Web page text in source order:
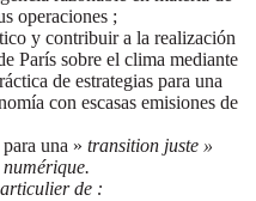
operaciones ;
y contribuir a la realización
París sobre el clima mediante
de estrategias para una
con escasas emisiones de
una » transition juste »
de :